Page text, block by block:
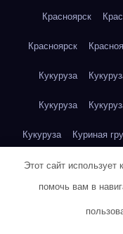
Красноярск
Красноярск
Кукуруза
Кукуруза
Кукуруза Куриная
Куриная грудка
Этот сайт использует
помочь вам в